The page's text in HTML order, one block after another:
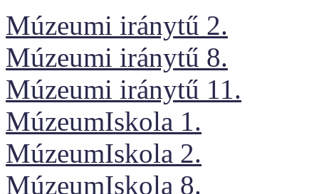
Múzeumi iránytű 2.
Múzeumi iránytű 8.
Múzeumi iránytű 11.
MúzeumIskola 1.
MúzeumIskola 2.
MúzeumIskola 8.